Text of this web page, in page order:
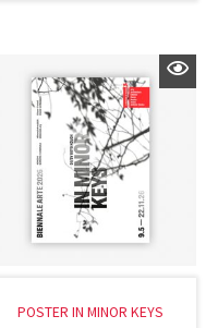
POSTER IN MINOR KEYS